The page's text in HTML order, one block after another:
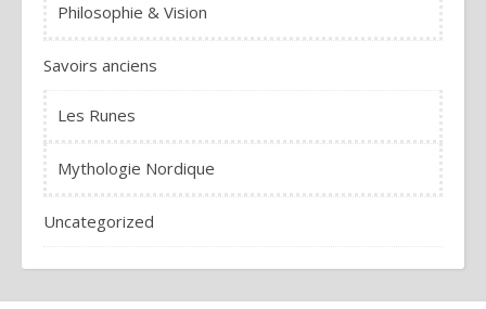
Philosophie & Vision
Savoirs anciens
Les Runes
Mythologie Nordique
Uncategorized